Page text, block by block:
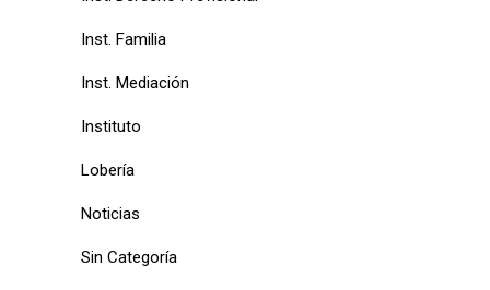
Inst. Familia
Inst. Mediación
Instituto
Lobería
Noticias
Sin Categoría